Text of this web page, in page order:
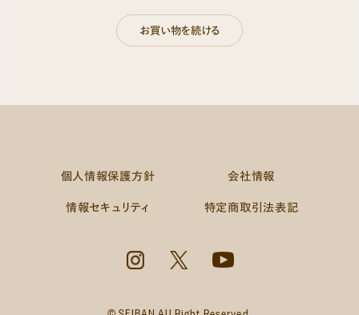
個人情報保護方針 会社情報
情報セキュリティ 特定商取引法表記